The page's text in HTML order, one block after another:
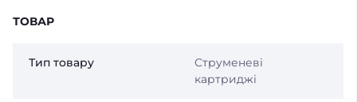
ТОВАР
Тип товару
Струменеві
картриджі